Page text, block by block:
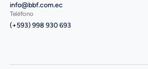
info@bbf.com.ec
Teléfono
(+593) 998 930 693